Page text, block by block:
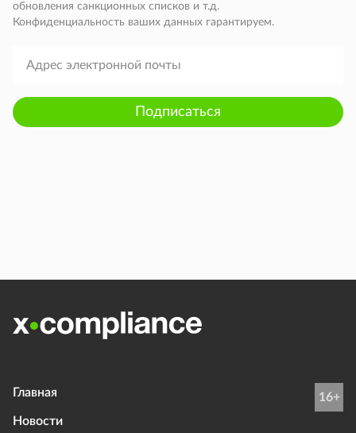
обновления санкционных списков и т.д.
Конфиденциальность ваших данных гарантируем.
Подписаться
Главная
Новости
16+